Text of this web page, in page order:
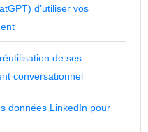
d’utiliser vos
de ses
conversationnel
données LinkedIn pour